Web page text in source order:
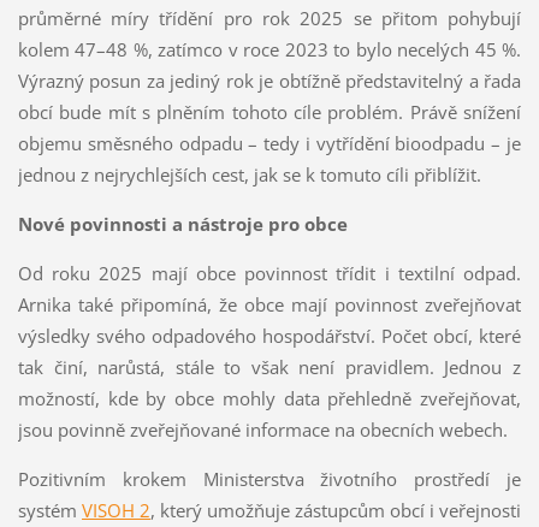
průměrné míry třídění pro rok 2025 se přitom pohybují
kolem 47–48 %, zatímco v roce 2023 to bylo necelých 45 %.
Výrazný posun za jediný rok je obtížně představitelný a řada
obcí bude mít s plněním tohoto cíle problém. Právě snížení
objemu směsného odpadu – tedy i vytřídění bioodpadu – je
jednou z nejrychlejších cest, jak se k tomuto cíli přiblížit.
Nové povinnosti a nástroje pro obce
Od roku 2025 mají obce povinnost třídit i textilní odpad.
Arnika také připomíná, že obce mají povinnost zveřejňovat
výsledky svého odpadového hospodářství. Počet obcí, které
tak činí, narůstá, stále to však není pravidlem. Jednou z
možností, kde by obce mohly data přehledně zveřejňovat,
jsou povinně zveřejňované informace na obecních webech.
Pozitivním krokem Ministerstva životního prostředí je
systém VISOH 2, který umožňuje zástupcům obcí i veřejnosti